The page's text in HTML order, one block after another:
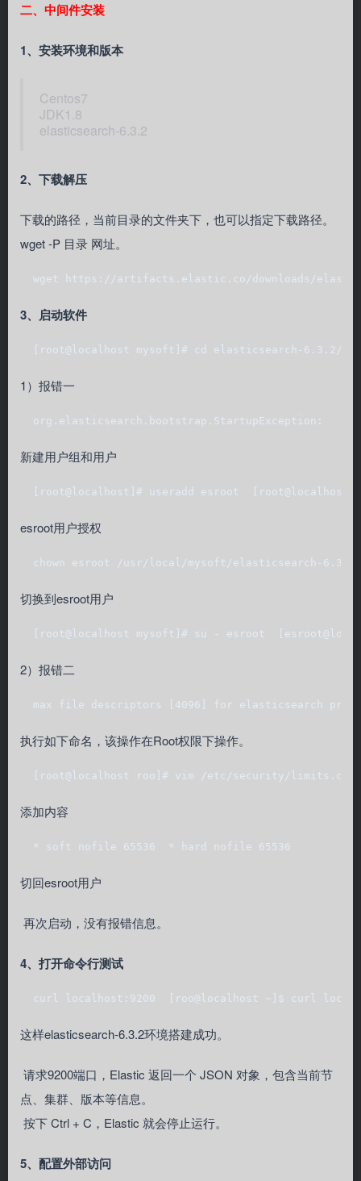
二、中间件安装
1、安装环境和版本
Centos7
JDK1.8
elasticsearch-6.3.2
2、下载解压
下载的路径，当前目录的文件夹下，也可以指定下载路径。
wget -P 目录 网址。
wget https://artifacts.elastic.co/downloads/
3、启动软件
[root@localhost mysoft]# cd elasticsearch-6.3.2/
1）报错一
org.elasticsearch.bootstrap.StartupException:
新建用户组和用户
[root@localhost]# useradd esroot
esroot用户授权
chown esroot /usr/local/mysoft/elasticsearch-6.3.2
切换到esroot用户
[root@localhost mysoft]# su - esroot
2）报错二
max file descriptors [4096] for elasticsearch
执行如下命名，该操作在Root权限下操作。
[root@localhost roo]# vim /etc/security/
添加内容
  * soft nofile 65536  * hard nofile 65536
切回esroot用户
再次启动，没有报错信息。
4、打开命令行测试
curl localhost:9200  [roo@localhost ~]$ curl
这样elasticsearch-6.3.2环境搭建成功。
请求9200端口，Elastic 返回一个 JSON 对象，包含当前节
点、集群、版本等信息。
按下 Ctrl + C，Elastic 就会停止运行。
5、配置外部访问